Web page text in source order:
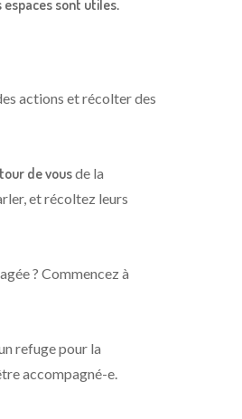
espaces sont utiles.
actions et récolter des
de vousde la
et récoltez leurs
? Commencez à
refuge pour la
accompagné-e.